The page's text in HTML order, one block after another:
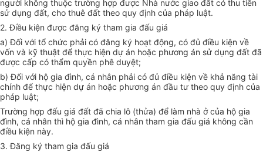
người không thuộc trường hợp được Nhà nước giao đất có thu tiền
sử dụng đất, cho thuê đất theo quy định của pháp luật.
2. Điều kiện được đăng ký tham gia đấu giá
a) Đối với tổ chức phải có đăng ký hoạt động, có đủ điều kiện về
vốn và kỹ thuật để thực hiện dự án hoặc phương án sử dụng đất đã
được cấp có thẩm quyền phê duyệt;
b) Đối với hộ gia đình, cá nhân phải có đủ điều kiện về khả năng tài
chính để thực hiện dự án hoặc phương án đầu tư theo quy định của
pháp luật;
Trường hợp đấu giá đất đã chia lô (thửa) để làm nhà ở của hộ gia
đình, cá nhân thì hộ gia đình, cá nhân tham gia đấu giá không cần
điều kiện này.
3. Đăng ký tham gia đấu giá